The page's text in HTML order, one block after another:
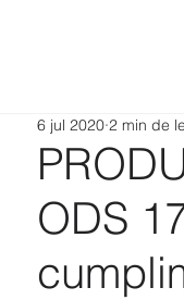
ODS
6 jul 2020 2 min de